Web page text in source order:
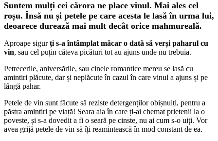
Suntem mulți cei cărora ne place vinul. Mai ales cel
roșu. Însă nu și petele pe care acesta le lasă în urma lui,
deoarece durează mai mult decât orice mahmureală.
Aproape sigurți s-a întâmplat măcar o dată să verși paharul cu
vin, sau cel puțin câteva picături tot au ajuns unde nu trebuia.
Petrecerile, aniversările, sau cinele romantice mereu se lasă cu
amintiri plăcute, dar și neplăcute în cazul în care vinul a ajuns și pe
lângă pahar.
Petele de vin sunt făcute să reziste detergenților obișnuiți, pentru a
păstra amintiri pe viață! Seara aia în care ți-ai chemat prietenii la o
poveste, și s-a dovedit a fi o seară pe cinste, nu ai cum s-o uiți. Vor
avea grijă petele de vin să îți reamintească în mod constant de ea.